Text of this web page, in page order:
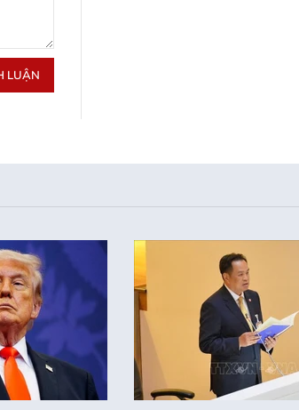
LUẬN